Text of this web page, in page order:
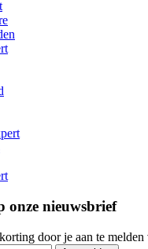
onze nieuwsbrief
door je aan te